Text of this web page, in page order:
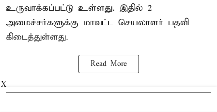
உருவாக்கப்பட்டு உள்ளது. இதில் 2
அமைச்சர்களுக்கு மாவட்ட செயலாளர் பதவி
கிடைத்துள்ளது.
Read More
X